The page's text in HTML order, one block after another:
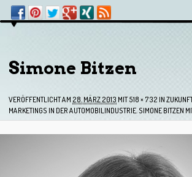
Bilder-Navigation
Simone Bitzen
VERÖFFENTLICHT AM 28. MÄRZ 2013 MIT518 × 732 IN
MARKETINGS IN DER AUTOMOBILINDUSTRIE. SIMONE BITZEN